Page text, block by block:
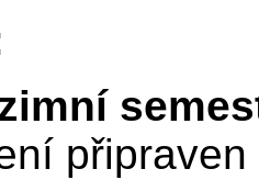
připraven